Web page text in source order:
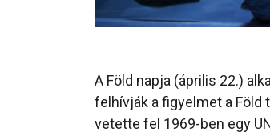
A Föld napja (április 22.)
felhívják a figyelmet a
vetette fel 1969-ben egy